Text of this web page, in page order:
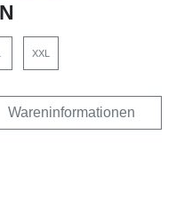
XXL
Wareninformationen